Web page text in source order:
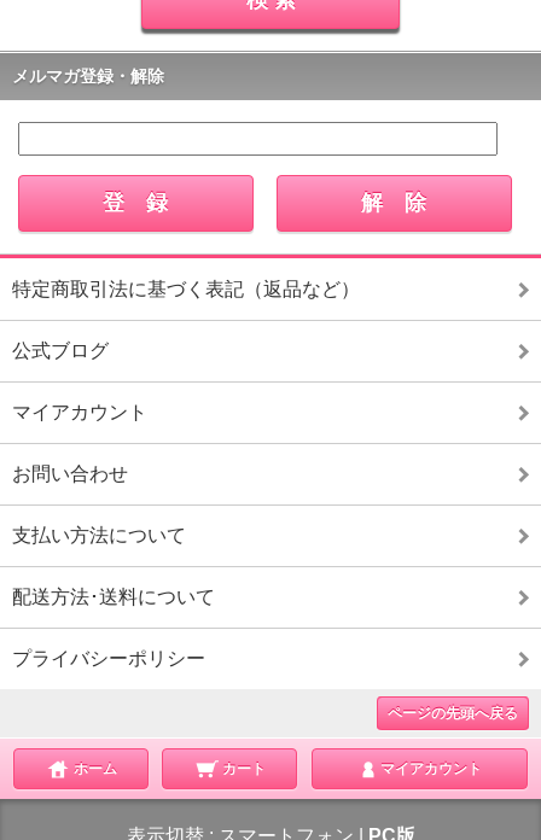
メルマガ登録・解除
特定商取引法に基づく表記（返品など）
公式ブログ
マイアカウント
お問い合わせ
支払い方法について
配送方法･送料について
プライバシーポリシー
ページの先頭へ戻る
ホーム カート マイアカウント